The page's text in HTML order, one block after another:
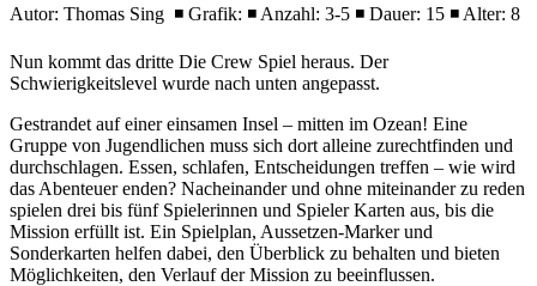
Autor: Thomas Sing ◾ Grafik: ◾ Anzahl: 3-5 ◾ Dauer: 15 ◾ Alter: 8
Nun kommt das dritte Die Crew Spiel heraus. Der
Schwierigkeitslevel wurde nach unten angepasst.
Gestrandet auf einer einsamen Insel – mitten im Ozean! Eine
Gruppe von Jugendlichen muss sich dort alleine zurechtfinden und
durchschlagen. Essen, schlafen, Entscheidungen treffen – wie wird
das Abenteuer enden? Nacheinander und ohne miteinander zu reden
spielen drei bis fünf Spielerinnen und Spieler Karten aus, bis die
Mission erfüllt ist. Ein Spielplan, Aussetzen-Marker und
Sonderkarten helfen dabei, den Überblick zu behalten und bieten
Möglichkeiten, den Verlauf der Mission zu beeinflussen.